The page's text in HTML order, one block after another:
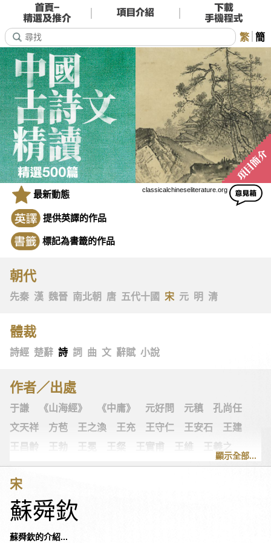
繁 簡
classicalchineseliterature.org
最新動態
提供英譯的作品
標記為書籤的作品
朝代
先秦 漢 魏晉 南北朝 唐 五代十國 宋 元 明 清
體裁
詩經 楚辭 詩 詞 曲 文 辭賦 小說
作者／出處
于謙 《山海經》 《中庸》 元好問 元稹
孔尚任
文天祥
方苞 王之渙 王充 王守仁 王安石
王建
王昌齡
王勃 王冕 王粲 王實甫 王維
王羲之
王翰
王觀 王讜 古詩十九首 古歌謠
史可法
司空圖
《左傳》
白居易
朱敦儒
朱慶餘
顯示全部...
宋
蘇舜欽
蘇舜欽的介紹...